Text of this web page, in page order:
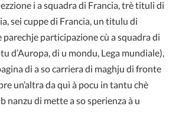
i a squadra di Francia, trè tituli di
sei cuppe di Francia, un titulu di
parechje participazione cù a squadra di
d’Auropa, di u mondu, Lega mundiale),
di a so carriera di maghju di fronte
un’altra da quì à pocu in tantu chè
nanzu di mette a so sperienza à u